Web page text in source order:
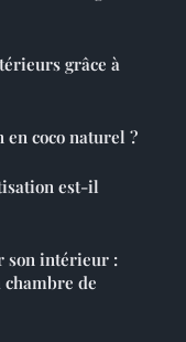
grâce à
coco naturel ?
est-il
son intérieur :
de